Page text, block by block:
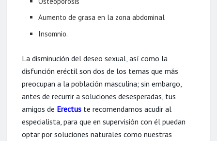
Aumento de grasa en la zona abdominal
Insomnio.
La disminución del deseo sexual, así como la
disfunción eréctil son dos de los temas que más
preocupan a la población masculina; sin embargo,
antes de recurrir a soluciones desesperadas, tus
amigos de Erectus te recomendamos acudir al
especialista, para que en supervisión con él puedan
optar por soluciones naturales como nuestras